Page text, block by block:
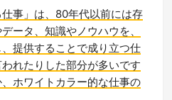
事」は、80年代以前には存
ータ、知識やノウハウを、
提供することで成り立つ仕
れたりした部分が多いです
ホワイトカラー的な仕事の